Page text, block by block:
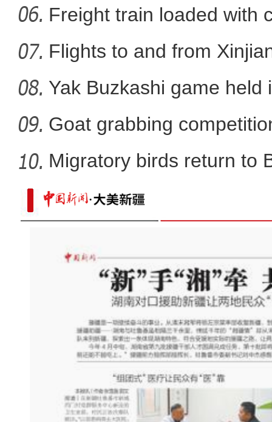
《游在新疆、吃住在兵团》
La
Freight train loaded with
Flights to and from
Yak Buzkashi game held
Goat grabbing
Migratory birds return to